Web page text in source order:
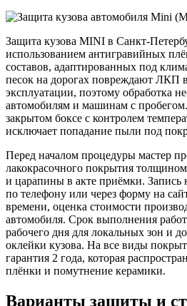
Защита кузова MINI в Санкт-
использованием антигравийных
составов, адаптированных под
песок на дорогах повреждают ЛКП
эксплуатации, поэтому обработка
автомобилям и машинам с
закрытом боксе с контролем
исключает попадание пыли под
Перед началом процедуры мастер
лакокрасочного покрытия
и царапины в акте приёмки. Запись
по телефону или через форму на
времени, оценка стоимости
автомобиля. Срок выполнения работ
рабочего дня для локальных зон и
оклейки кузова. На все виды
гарантия 2 года, которая
плёнки и помутнение керамики.
Варианты защиты и